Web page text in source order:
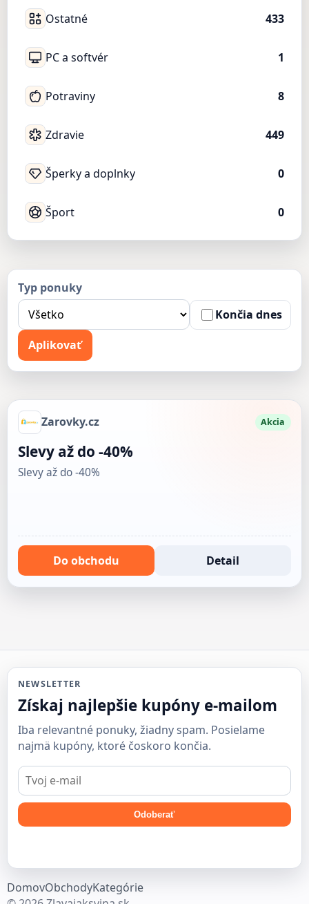
Ostatné 433
PC a softvér 1
Potraviny 8
Zdravie 449
Šperky a doplnky 0
Šport 0
Typ ponuky
Končia dnes
Aplikovať
Zarovky.cz Akcia
Slevy až do -40%
Slevy až do -40%
Do obchodu Detail
NEWSLETTER
Získaj najlepšie kupóny e-mailom
Iba relevantné ponuky, žiadny spam. Posielame
najmä kupóny, ktoré čoskoro končia.
E-
mail
Odoberať
DomovObchodyKategórie